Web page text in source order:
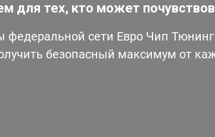
для тех, кто может
федеральной сети Евро Чип
безопасный максимум от